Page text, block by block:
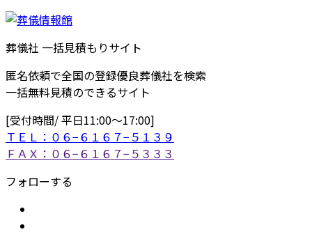
葬儀社 一括見積もりサイト
匿名依頼で全国の登録優良葬儀社を検索
一括無料見積のできるサイト
[受付時間/ 平日11:00〜17:00]
ＴＥＬ：０６−６１６７−５１３９
ＦＡＸ：０６−６１６７−５３３３
フォローする